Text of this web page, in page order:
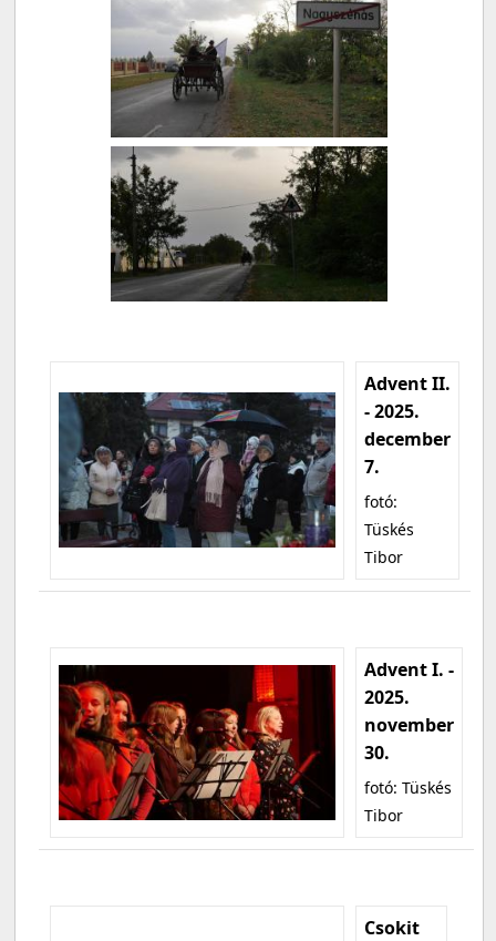
Advent II.
- 2025.
december
7.
fotó:
Tüskés
Tibor
Advent I. -
2025.
november
30.
fotó: Tüskés
Tibor
Csokit